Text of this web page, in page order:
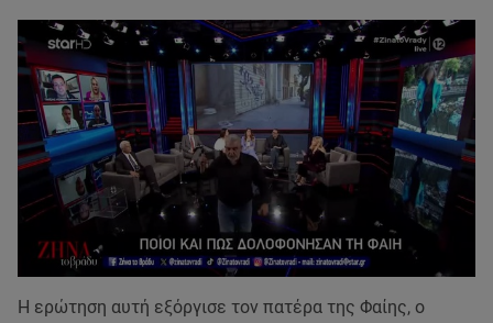
Η ερώτηση αυτή εξόργισε τον πατέρα της Φαίης, ο